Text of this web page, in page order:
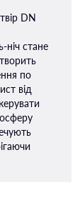
DN
ніч стане
по
від